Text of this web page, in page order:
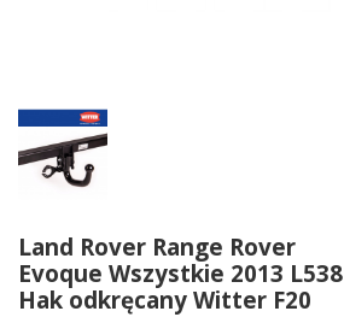
Land Rover Range Rover
Evoque Wszystkie 2013 L538
Hak odkręcany Witter F20